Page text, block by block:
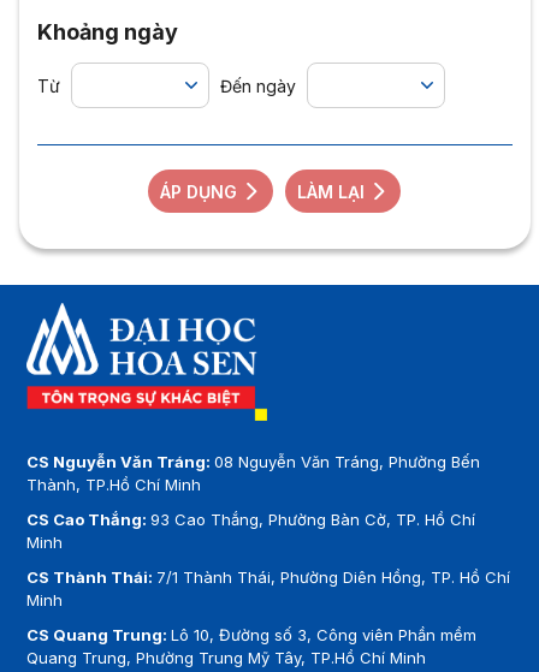
Khoảng ngày
Từ Đến ngày
ÁP DỤNG LÀM LẠI
CS Nguyễn Văn Tráng:08 Nguyễn Văn Tráng, Phường Bến
Thành, TP.Hồ Chí Minh
CS Cao Thắng:93 Cao Thắng, Phường Bàn Cờ, TP. Hồ Chí
Minh
CS Thành Thái: 7/1 Thành Thái, Phường Diên Hồng, TP. Hồ Chí
Minh
CS Quang Trung:Lô 10, Đường số 3, Công viên Phần mềm
Quang Trung, Phường Trung Mỹ Tây, TP.Hồ Chí Minh